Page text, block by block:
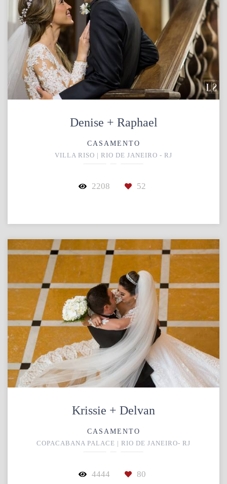
Denise + Raphael
CASAMENTO
VILLA RISO | RIO DE JANEIRO - RJ
2208 52
Krissie + Delvan
CASAMENTO
COPACABANA PALACE | RIO DE JANEIRO- RJ
4444 80